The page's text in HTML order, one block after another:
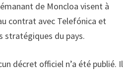
de Moncloa visent à
contrat avec Telefónica et
stratégiques du pays.
décret officiel n’a été publié. Il